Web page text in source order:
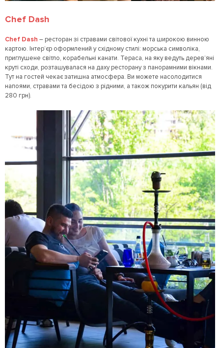
Chef Dash
Chef Dash – ресторан зі стравами світової кухні та широкою винною
картою. Інтер’єр оформлений у східному стилі: морська символіка,
приглушене світло, корабельні канати. Тераса, на яку ведуть дерев’яні
круті сходи, розташувалася на даху ресторану з панорамними вікнами.
Тут на гостей чекає затишна атмосфера. Ви можете насолодитися
напоями, стравами та бесідою з рідними, а також покурити кальян (від
280 грн).